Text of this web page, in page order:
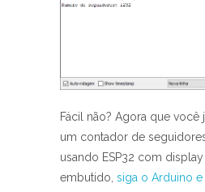
Fácil não? Agora que
um contador de
usando ESP32 com display
embutido, siga o Arduino e